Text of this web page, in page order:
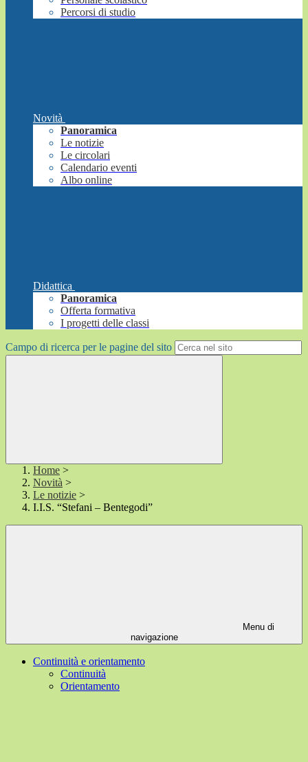
Percorsi di studio
Novità
Panoramica
Le notizie
Le circolari
Calendario eventi
Albo online
Didattica
Panoramica
Offerta formativa
I progetti delle classi
Campo di ricerca per le pagine del sito
Home >
Novità >
Le notizie >
I.I.S. “Stefani – Bentegodi”
Menu di
navigazione
Continuità e orientamento
Continuità
Orientamento